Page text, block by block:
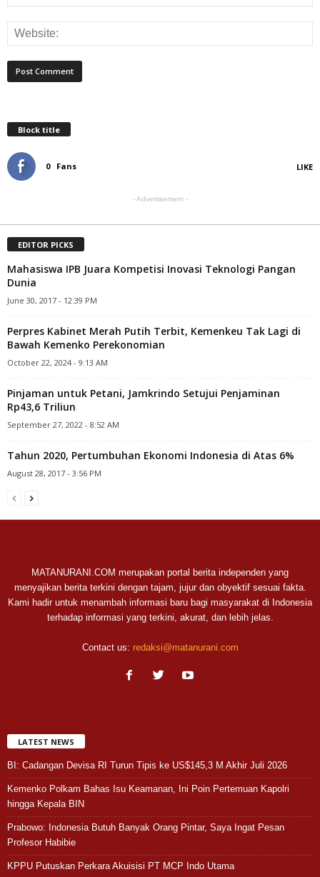
Block title
0 Fans LIKE
- Advertisement -
EDITOR PICKS
Mahasiswa IPB Juara Kompetisi Inovasi Teknologi Pangan
Dunia
June 30, 2017 - 12:39 PM
Perpres Kabinet Merah Putih Terbit, Kemenkeu Tak Lagi di
Bawah Kemenko Perekonomian
October 22, 2024 - 9:13 AM
Pinjaman untuk Petani, Jamkrindo Setujui Penjaminan
Rp43,6 Triliun
September 27, 2022 - 8:52 AM
Tahun 2020, Pertumbuhan Ekonomi Indonesia di Atas 6%
August 28, 2017 - 3:56 PM
MATANURANI.COM merupakan portal berita independen yang
menyajikan berita terkini dengan tajam, jujur dan obyektif sesuai fakta.
Kami hadir untuk menambah informasi baru bagi masyarakat di Indonesia
terhadap informasi yang terkini, akurat, dan lebih jelas.
Contact us: redaksi@matanurani.com
LATEST NEWS
BI: Cadangan Devisa RI Turun Tipis ke US$145,3 M Akhir Juli 2026
Kemenko Polkam Bahas Isu Keamanan, Ini Poin Pertemuan Kapolri
hingga Kepala BIN
Prabowo: Indonesia Butuh Banyak Orang Pintar, Saya Ingat Pesan
Profesor Habibie
KPPU Putuskan Perkara Akuisisi PT MCP Indo Utama